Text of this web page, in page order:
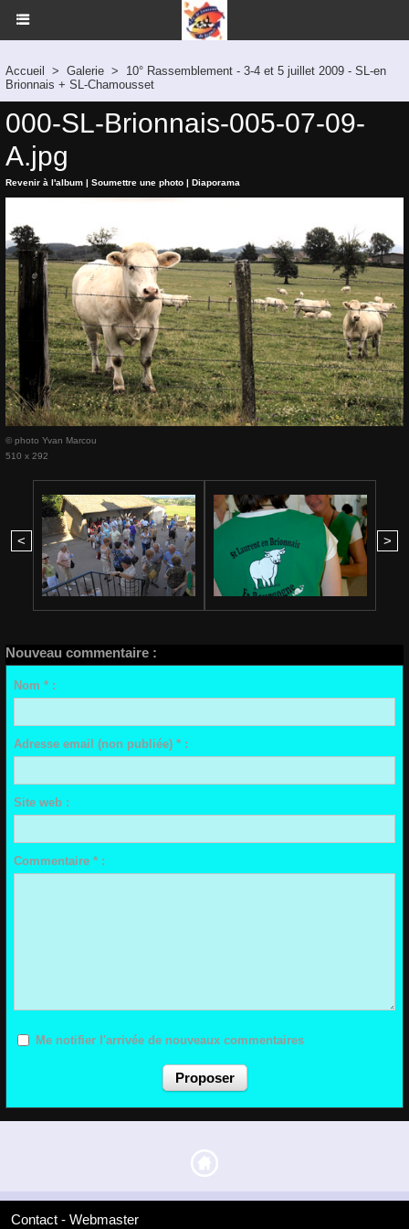
Accueil > Galerie >
10° Rassemblement - 3-4 et 5 juillet 2009 - SL-en
Brionnais + SL-Chamousset
000-SL-Brionnais-005-07-09-
A.jpg
Revenir à l'album | Soumettre une photo | Diaporama
© photo Yvan Marcou
510 x 292
< >
Nouveau commentaire :
Nom * :
Adresse email (non publiée) * :
Site web :
Commentaire * :
Me notifier l'arrivée de nouveaux commentaires
Contact - Webmaster